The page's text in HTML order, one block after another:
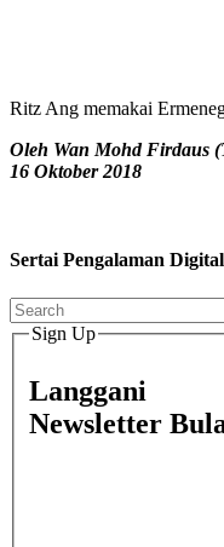
Ritz Ang memakai
Oleh Wan Mohd Firdaus
16 Oktober 2018
Sertai Pengalaman
Sign Up
Langgani
Newsletter